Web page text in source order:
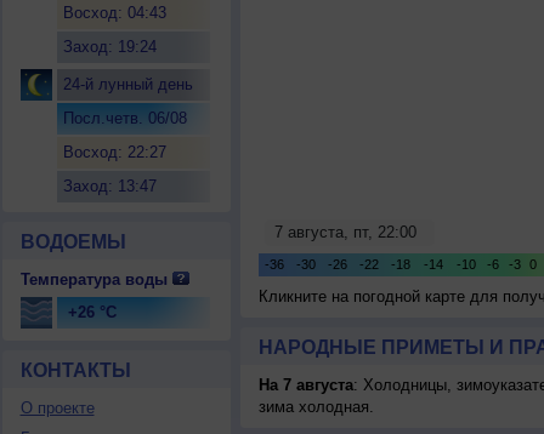
Восход: 04:43
Заход: 19:24
24-й лунный день
Посл.четв. 06/08
Восход: 22:27
Заход: 13:47
ВОДОЕМЫ
Температура воды
+26 °C
КОНТАКТЫ
О проекте
Кликните на погодной карте для
НАРОДНЫЕ ПРИМЕТЫ И
На 7 августа: Холодницы,
зима холодная.